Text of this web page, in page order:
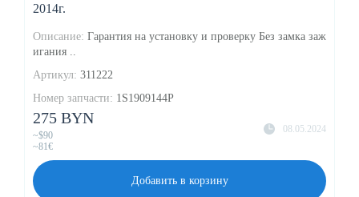
2014г.
Описание: Гарантия на установку и проверку Без замка заж
игания ..
Артикул: 311222
Номер запчасти: 1S1909144P
08.05.2024
275 BYN
~$90
~81€
Добавить в корзину